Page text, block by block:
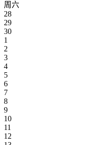
周六
28
29
30
1
2
3
4
5
6
7
8
9
10
11
12